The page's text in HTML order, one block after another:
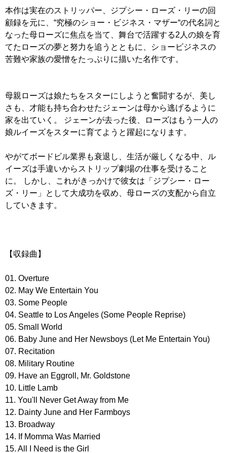
本作は実在のストリッパー、ジプシー・ローズ・リーの回
顧録を元に、“究極のショー・ビジネス・マザー“の代名詞と
なった母ローズに焦点を当て、舞台で活躍する2人の娘を育
てたローズの夢と努力を追うとともに、ショービジネスの
苦難や家族の愛憎をたっぷりに描いた名作です。
母親ローズは娘たちをスターにしようと奮闘するが、美し
さも、才能も持ち合わせたジェーンは母から逃げるように
家を出ていく。 ジェーンが去った後、ローズはもう一人の
娘ルイーズをスターに育てようと躍起になります。
やがてボードビル業界も衰退し、生活が厳しくなる中、ル
イーズは手違いからストリップ劇場の仕事を受けること
に。 しかし、これがきっかけで彼女は「ジプシー・ロー
ズ・リー」として大成功を収め、母ローズの支配から自立
していきます。
【収録曲】
01. Overture
02. May We Entertain You
03. Some People
04. Seattle to Los Angeles (Some People Reprise)
05. Small World
06. Baby June and Her Newsboys (Let Me Entertain You)
07. Recitation
08. Military Routine
09. Have an Eggroll, Mr. Goldstone
10. Little Lamb
11. You'll Never Get Away from Me
12. Dainty June and Her Farmboys
13. Broadway
14. If Momma Was Married
15. All I Need is the Girl